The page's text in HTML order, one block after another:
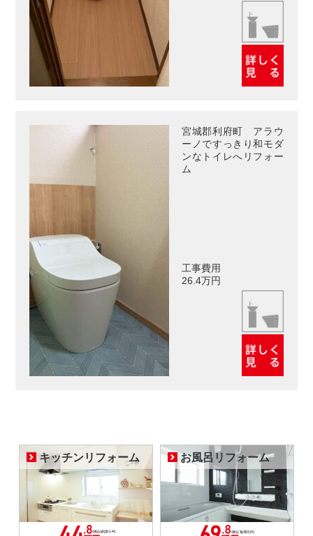
宮城郡利府町 アラウ
ーノですっきり和モダ
ンなトイレへリフォー
ム
工事費用
26.4万円
キッチンリフォーム お風呂リフォーム